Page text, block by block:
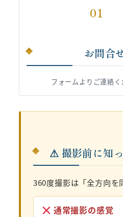
01
お問合
フォームよりご連絡く
⚠ 撮影前に知
360度撮影は「全方向を
通常撮影の感覚